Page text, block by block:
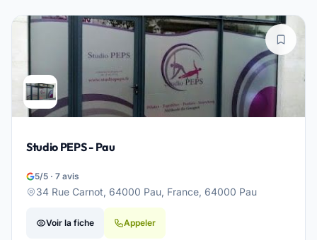
Studio PEPS - Pau
5/5 · 7 avis
34 Rue Carnot, 64000 Pau, France, 64000 Pau
Voir la fiche Appeler